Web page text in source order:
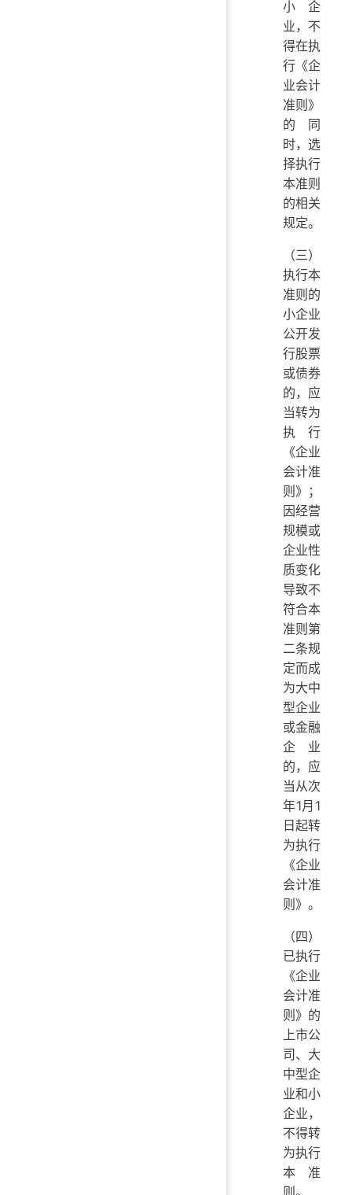
小企
业，不
得在执
行《企
业会计
准则》
的同
时，选
择执行
本准则
的相关
规定。
（三）
执行本
准则的
小企业
公开发
行股票
或债券
的，应
当转为
执行
《企业
会计准
则》；
因经营
规模或
企业性
质变化
导致不
符合本
准则第
二条规
定而成
为大中
型企业
或金融
企业
的，应
当从次
年1月1
日起转
为执行
《企业
会计准
则》。
（四）
已执行
《企业
会计准
则》的
上市公
司、大
中型企
业和小
企业，
不得转
为执行
本准